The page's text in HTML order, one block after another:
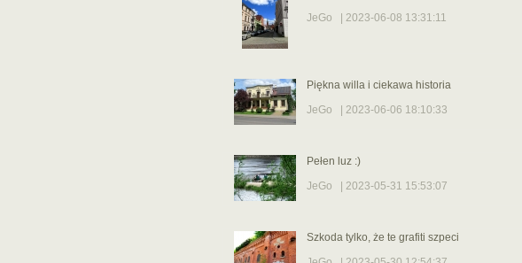
JeGo | 2023-06-08 13:31:11
Piękna willa i ciekawa historia
JeGo | 2023-06-06 18:10:33
Pełen luz :)
JeGo | 2023-05-31 15:53:07
Szkoda tylko, że te grafiti szpeci